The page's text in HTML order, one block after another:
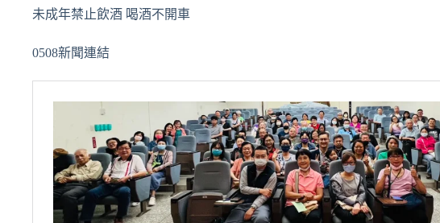
未成年禁止飲酒 喝酒不開車
0508新聞連結